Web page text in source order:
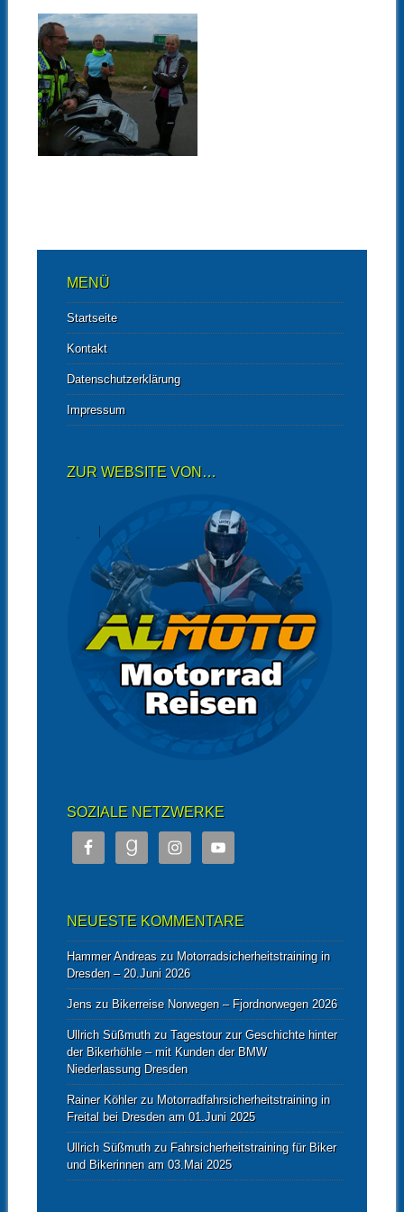
20.09.21
BILDER VON DEN
TOUREN DER
BMW
MOTORRADNIEDE
RLASSUNGEN
NRW | BONN
DORTMUND
MENÜ
Startseite
Kontakt
Datenschutzerklärung
Impressum
ZUR WEBSITE VON…
SOZIALE NETZWERKE
NEUESTE KOMMENTARE
Hammer Andreaszu Motorradsicherheitstraining in
Dresden – 20.Juni 2026
Jenszu Bikerreise Norwegen – Fjordnorwegen 2026
Ullrich Süßmuthzu Tagestour zur Geschichte hinter
der Bikerhöhle – mit Kunden der BMW
Niederlassung Dresden
Rainer Köhlerzu Motorradfahrsicherheitstraining in
Freital bei Dresden am 01.Juni 2025
Ullrich Süßmuthzu Fahrsicherheitstraining für Biker
und Bikerinnen am 03.Mai 2025